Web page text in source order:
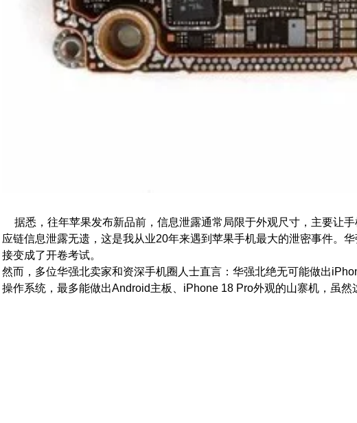
据悉，往年苹果发布新品前，信息泄露通常局限于外观尺寸，主要让
应链信息泄露无遗，这是我从业20年来遇到苹果手机最大的泄密事件。
接变成了开卷考试。
然而，多位华强北卖家和资深手机圈人士直言：华强北绝无可能做出
操作系统，最多能做出Android主板、iPhone 18 Pro外观的山寨机，虽